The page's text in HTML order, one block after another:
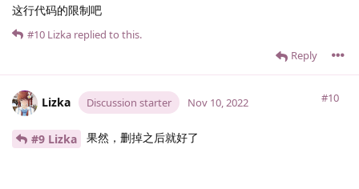
这行代码的限制吧
Reply
#10 Lizka replied to this.
Lizka Discussion starter #10
Nov 10, 2022
#9 Lizka 果然，删掉之后就好了